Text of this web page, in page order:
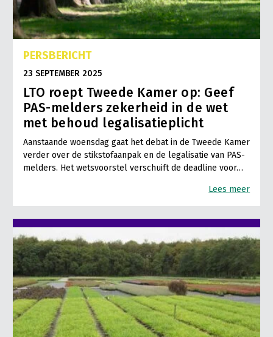
PERSBERICHT
23 SEPTEMBER 2025
LTO roept Tweede Kamer op: Geef
PAS-melders zekerheid in de wet
met behoud legalisatieplicht
Aanstaande woensdag gaat het debat in de Tweede Kamer
verder over de stikstofaanpak en de legalisatie van PAS-
melders. Het wetsvoorstel verschuift de deadline voor…
Lees meer